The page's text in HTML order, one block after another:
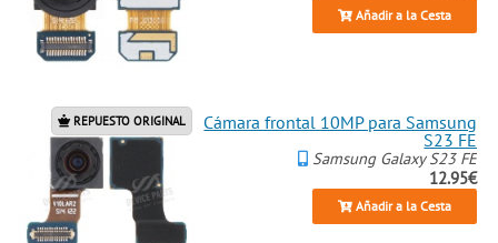
Añadir a la Cesta
REPUESTO ORIGINAL
Cámara frontal 10MP para Samsung
S23 FE
Samsung Galaxy S23 FE
12.95€
Añadir a la Cesta